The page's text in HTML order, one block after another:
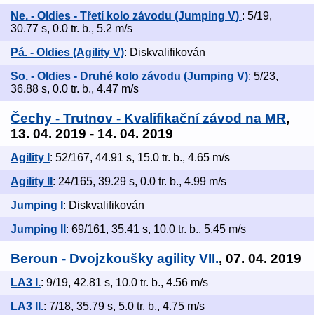
Ne. - Oldies - Třetí kolo závodu (Jumping V) : 5/19,
30.77 s, 0.0 tr. b., 5.2 m/s
Pá. - Oldies (Agility V): Diskvalifikován
So. - Oldies - Druhé kolo závodu (Jumping V): 5/23,
36.88 s, 0.0 tr. b., 4.47 m/s
Čechy - Trutnov - Kvalifikační závod na MR,
13. 04. 2019 - 14. 04. 2019
Agility I : 52/167, 44.91 s, 15.0 tr. b., 4.65 m/s
Agility II : 24/165, 39.29 s, 0.0 tr. b., 4.99 m/s
Jumping I : Diskvalifikován
Jumping II : 69/161, 35.41 s, 10.0 tr. b., 5.45 m/s
Beroun - Dvojzkoušky agility VII., 07. 04. 2019
LA3 I.: 9/19, 42.81 s, 10.0 tr. b., 4.56 m/s
LA3 II.: 7/18, 35.79 s, 5.0 tr. b., 4.75 m/s